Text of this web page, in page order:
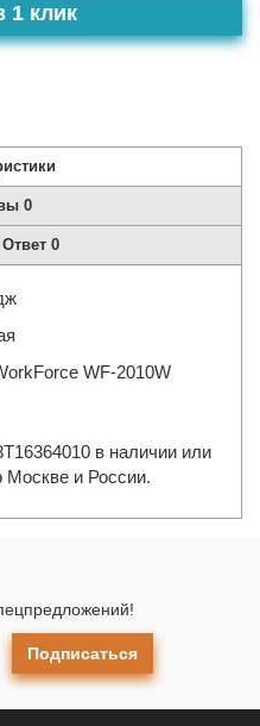
1 клик
0
0
WF-2010W
в наличии или
Москве и России.
Подписаться